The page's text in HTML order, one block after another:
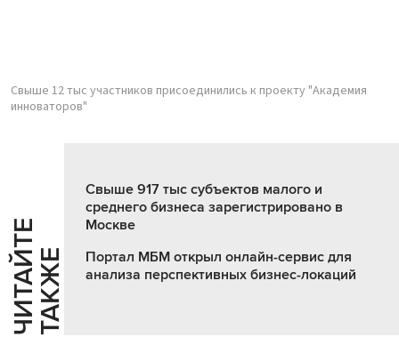
Свыше 12 тыс участников присоединились к проекту "Академия
инноваторов"
Ч
И
Т
АЙ
Т
Е
Т
А
К
ЖЕ
Свыше 917 тыс субъектов малого и
среднего бизнеса зарегистрировано в
Москве
Портал МБМ открыл онлайн-сервис для
анализа перспективных бизнес-локаций